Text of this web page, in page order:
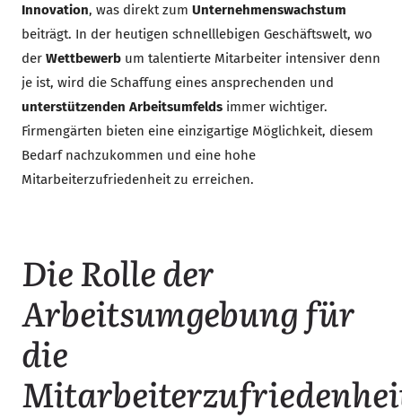
Innovation, was direkt zum Unternehmenswachstum
beiträgt. In der heutigen schnelllebigen Geschäftswelt, wo
der Wettbewerb um talentierte Mitarbeiter intensiver denn
je ist, wird die Schaffung eines ansprechenden und
unterstützenden Arbeitsumfelds immer wichtiger.
Firmengärten bieten eine einzigartige Möglichkeit, diesem
Bedarf nachzukommen und eine hohe
Mitarbeiterzufriedenheit zu erreichen.
Die Rolle der
Arbeitsumgebung für
die